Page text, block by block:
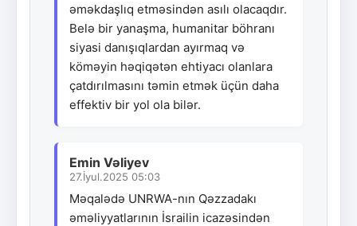
əməkdaşlıq etməsindən asılı olacaqdır.
Belə bir yanaşma, humanitar böhranı
siyasi danışıqlardan ayırmaq və
köməyin həqiqətən ehtiyacı olanlara
çatdırılmasını təmin etmək üçün daha
effektiv bir yol ola bilər.
Emin Vəliyev
27.İyul.2025 05:03
Məqalədə UNRWA-nın Qəzzadakı
əməliyyatlarının İsrailin icazəsindən